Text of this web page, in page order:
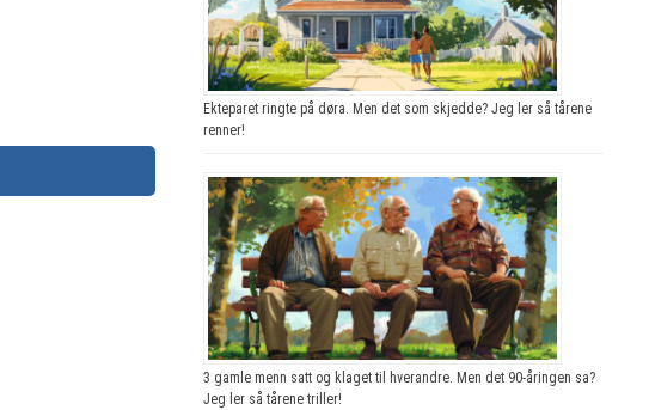
Ekteparet ringte på døra. Men det som skjedde? Jeg ler så tårene
renner!
3 gamle menn satt og klaget til hverandre. Men det 90-åringen sa?
Jeg ler så tårene triller!